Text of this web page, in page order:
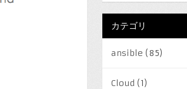
カテゴリ
ansible (85)
Cloud (1)